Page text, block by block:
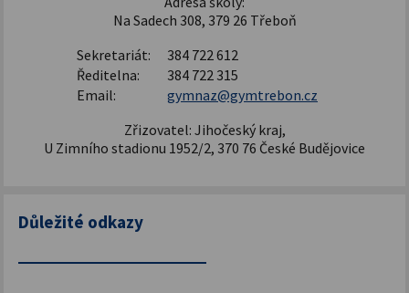
Na Sadech 308, 379 26 Třeboň
Sekretariát:
384 722 612
Ředitelna:
384 722 315
Email:
gymnaz@gymtrebon.cz
Zřizovatel: Jihočeský kraj,
U Zimního stadionu 1952/2, 370 76 České Budějovice
Důležité odkazy